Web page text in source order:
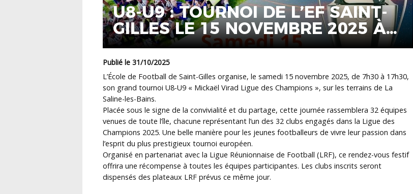
U8-U9 : TOURNOI DE L’EF SAINT-
GILLES LE 15 NOVEMBRE 2025 À
LA SALINE-LES-BAINS
Publié le 31/10/2025
L’École de Football de Saint-Gilles organise, le samedi 15 novembre 2025, de 7h30 à 17h30,
son grand tournoi U8-U9 « Mickaël Virad Ligue des Champions », sur les terrains de La
Saline-les-Bains.
Placée sous le signe de la convivialité et du partage, cette journée rassemblera 32 équipes
venues de toute l’île, chacune représentant l’un des 32 clubs engagés dans la Ligue des
Champions 2025. Une belle manière pour les jeunes footballeurs de vivre leur passion dans
l’esprit du plus prestigieux tournoi européen.
Organisé en partenariat avec la Ligue Réunionnaise de Football (LRF), ce rendez-vous festif
offrira une récompense à toutes les équipes participantes. Les clubs inscrits seront
dispensés des plateaux LRF prévus ce même jour.